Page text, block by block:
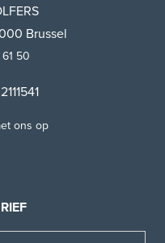
Brussel
50
ons op